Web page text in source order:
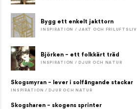
Bygg ett enkelt jakttorn
INSPIRATION / JAKT OCH FRILUFTSLIV
Björken – ett folkkärt träd
INSPIRATION / DJUR OCH NATUR
Skogsmyran – lever i solfångande stackar
INSPIRATION / DJUR OCH NATUR
Skogsharen – skogens sprinter